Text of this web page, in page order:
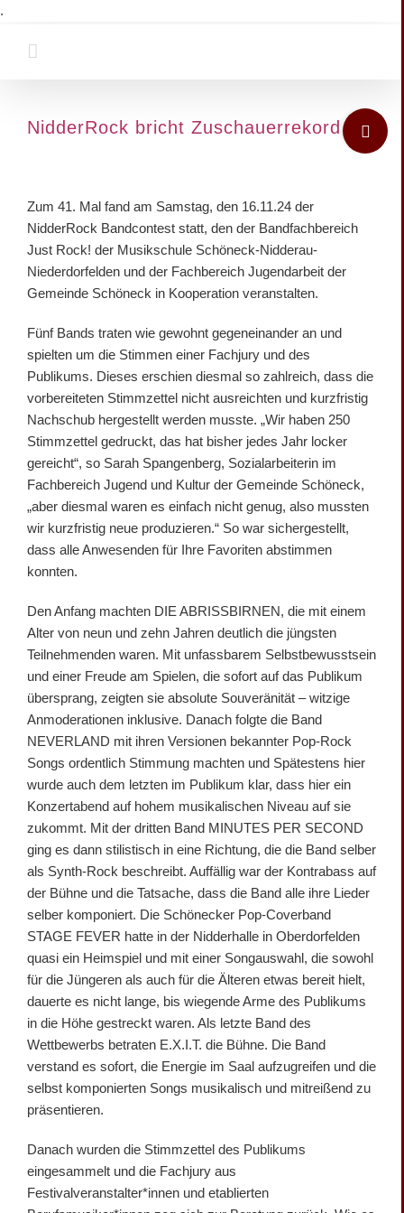
.
NidderRock bricht Zuschauerrekord
grösseres
Bild
Zum 41. Mal fand am Samstag, den 16.11.24 der
NidderRock Bandcontest statt, den der Bandfachbereich
Just Rock! der Musikschule Schöneck-Nidderau-
Niederdorfelden und der Fachbereich Jugendarbeit der
Gemeinde Schöneck in Kooperation veranstalten.
Fünf Bands traten wie gewohnt gegeneinander an und
spielten um die Stimmen einer Fachjury und des
Publikums. Dieses erschien diesmal so zahlreich, dass die
vorbereiteten Stimmzettel nicht ausreichten und kurzfristig
Nachschub hergestellt werden musste. „Wir haben 250
Stimmzettel gedruckt, das hat bisher jedes Jahr locker
gereicht“, so Sarah Spangenberg, Sozialarbeiterin im
Fachbereich Jugend und Kultur der Gemeinde Schöneck,
„aber diesmal waren es einfach nicht genug, also mussten
wir kurzfristig neue produzieren.“ So war sichergestellt,
dass alle Anwesenden für Ihre Favoriten abstimmen
konnten.
Den Anfang machten DIE ABRISSBIRNEN, die mit einem
Alter von neun und zehn Jahren deutlich die jüngsten
Teilnehmenden waren. Mit unfassbarem Selbstbewusstsein
und einer Freude am Spielen, die sofort auf das Publikum
übersprang, zeigten sie absolute Souveränität – witzige
Anmoderationen inklusive. Danach folgte die Band
NEVERLAND mit ihren Versionen bekannter Pop-Rock
Songs ordentlich Stimmung machten und Spätestens hier
wurde auch dem letzten im Publikum klar, dass hier ein
Konzertabend auf hohem musikalischen Niveau auf sie
zukommt. Mit der dritten Band MINUTES PER SECOND
ging es dann stilistisch in eine Richtung, die die Band selber
als Synth-Rock beschreibt. Auffällig war der Kontrabass auf
der Bühne und die Tatsache, dass die Band alle ihre Lieder
selber komponiert. Die Schönecker Pop-Coverband
STAGE FEVER hatte in der Nidderhalle in Oberdorfelden
quasi ein Heimspiel und mit einer Songauswahl, die sowohl
für die Jüngeren als auch für die Älteren etwas bereit hielt,
dauerte es nicht lange, bis wiegende Arme des Publikums
in die Höhe gestreckt waren. Als letzte Band des
Wettbewerbs betraten E.X.I.T. die Bühne. Die Band
verstand es sofort, die Energie im Saal aufzugreifen und die
selbst komponierten Songs musikalisch und mitreißend zu
präsentieren.
Danach wurden die Stimmzettel des Publikums
eingesammelt und die Fachjury aus
Festivalveranstalter*innen und etablierten
Toggle
Sliding